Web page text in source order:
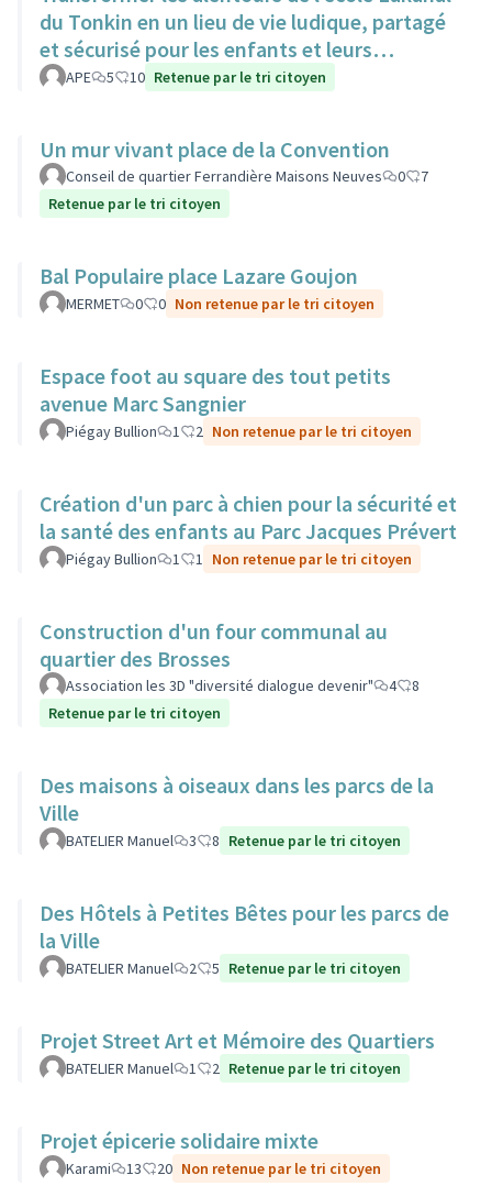
du Tonkin en un lieu de vie ludique, partagé
et sécurisé pour les enfants et leurs
familles.
APE 5 10 Retenue par le tri citoyen
Un mur vivant place de la Convention
Conseil de quartier Ferrandière Maisons Neuves 0
7
Retenue par le tri citoyen
Bal Populaire place Lazare Goujon
MERMET 0 0 Non retenue par le tri citoyen
Espace foot au square des tout petits
avenue Marc Sangnier
Piégay Bullion 1 2 Non retenue par le tri citoyen
Création d'un parc à chien pour la sécurité et
la santé des enfants au Parc Jacques Prévert
Piégay Bullion 1 1 Non retenue par le tri citoyen
Construction d'un four communal au
quartier des Brosses
Association les 3D "diversité dialogue devenir" 4
8
Retenue par le tri citoyen
Des maisons à oiseaux dans les parcs de la
Ville
BATELIER Manuel 3 8 Retenue par le tri citoyen
Des Hôtels à Petites Bêtes pour les parcs de
la Ville
BATELIER Manuel 2 5 Retenue par le tri citoyen
Projet Street Art et Mémoire des Quartiers
BATELIER Manuel 1 2 Retenue par le tri citoyen
Projet épicerie solidaire mixte
Karami 13 20 Non retenue par le tri citoyen